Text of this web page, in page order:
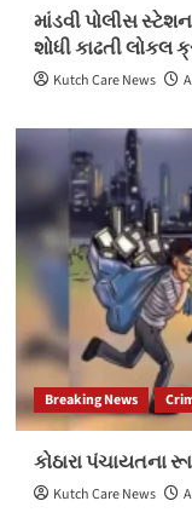
માંડવી પોલીસ
શોધી કાઢતી લોકલ
Kutch Care News
Breaking News
કોઠારા પંચાયતના
Kutch Care News